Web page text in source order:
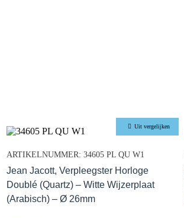
Uit vergelijken
ARTIKELNUMMER: 34605 PL QU W1
Jean Jacott, Verpleegster Horloge
Doublé (Quartz) – Witte Wijzerplaat
(Arabisch) – Ø 26mm